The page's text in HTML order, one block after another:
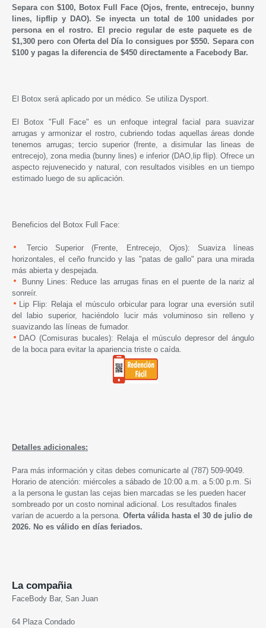
Separa con $100, Botox Full Face (Ojos, frente, entrecejo, bunny
lines, lipflip y DAO). Se inyecta un total de 100 unidades por
persona en el rostro. El precio regular de este paquete es de
$1,300 pero con Oferta del Día lo consigues por $550. Separa con
$100 y pagas la diferencia de $450 directamente a Facebody Bar.
El Botox será aplicado por un médico. Se utiliza Dysport.
El Botox "Full Face" es un enfoque integral facial para suavizar
arrugas y armonizar el rostro, cubriendo todas aquellas áreas donde
tenemos arrugas; tercio superior (frente, a disimular las lineas de
entrecejo), zona media (bunny lines) e inferior (DAO,lip flip). Ofrece un
aspecto rejuvenecido y natural, con resultados visibles en un tiempo
estimado luego de su aplicación.
Beneficios del Botox Full Face:
Tercio Superior (Frente, Entrecejo, Ojos): Suaviza líneas
horizontales, el ceño fruncido y las "patas de gallo" para una mirada
más abierta y despejada.
Bunny Lines: Reduce las arrugas finas en el puente de la nariz al
sonreír.
Lip Flip: Relaja el músculo orbicular para lograr una eversión sutil
del labio superior, haciéndolo lucir más voluminoso sin relleno y
suavizando las líneas de fumador.
DAO (Comisuras bucales): Relaja el músculo depresor del ángulo
de la boca para evitar la apariencia triste o caída.
Detalles adicionales:
Para más información y citas debes comunicarte al (787) 509-9049.
Horario de atención: miércoles a sábado de 10:00 a.m. a 5:00 p.m. Si
a la persona le gustan las cejas bien marcadas se les pueden hacer
sombreado por un costo nominal adicional. Los resultados finales
varían de acuerdo a la persona. Oferta válida hasta el 30 de julio de
2026. No es válido en días feriados.
La compañia
FaceBody Bar, San Juan
64 Plaza Condado